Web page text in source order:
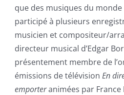
que des musiques du
participé à plusieurs
musicien et compositeur/
directeur musical d’Edgar
présentement membre de
émissions de télévision En
emporteranimées par France